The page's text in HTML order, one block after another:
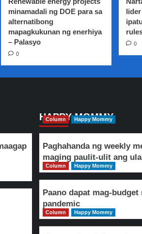
minamadali ng DOE para sa
alternatibong
mapagkukunan ng enerhiya
– Palasyo
0
0
HAPPY MOMMY
Column Happy Mommy
Paghahanda ng weekly
maging paulit-ulit ang
Column Happy Mommy
Paano dapat mag-budget
pandemic
Column Happy Mommy